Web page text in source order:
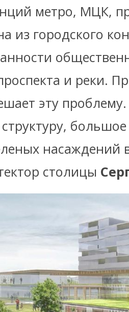
метро, МЦК,
из городского
и реки.
эту
насаждений
столицы